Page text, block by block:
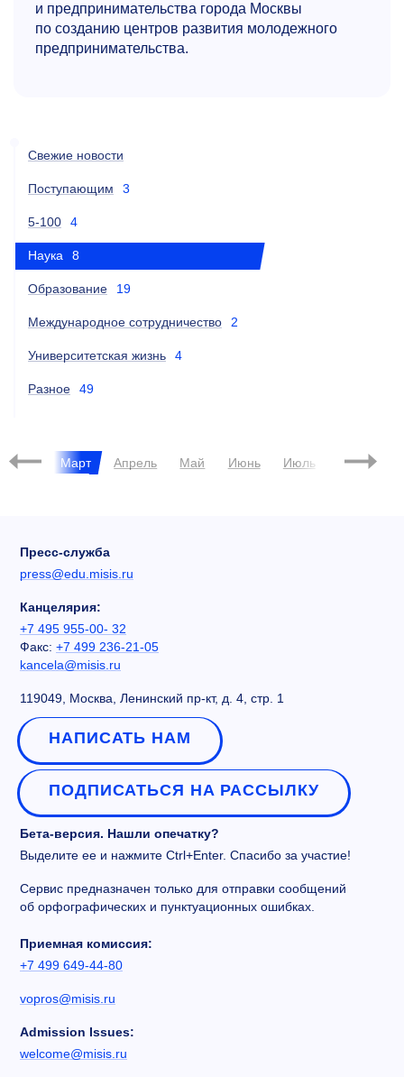
и предпринимательства города Москвы
по созданию центров развития молодежного
предпринимательства.
Свежие новости
Поступающим 3
5-100 4
Наука 8
Образование 19
Международное сотрудничество 2
Университетская жизнь 4
Разное 49
Март Апрель Май Июнь Июль Август
Пресс-служба
press@edu.misis.ru
Канцелярия:
+7 495 955-00- 32
Факс: +7 499 236-21-05
kancela@misis.ru
119049, Москва, Ленинский пр-кт, д. 4, стр. 1
НАПИСАТЬ НАМ
ПОДПИСАТЬСЯ НА РАССЫЛКУ
Бета-версия. Нашли опечатку?
Выделите ее и нажмите Ctrl+Enter. Спасибо за участие!
Сервис предназначен только для отправки сообщений
об орфографических и пунктуационных ошибках.
Приемная комиссия:
+7 499 649-44-80
vopros@misis.ru
Admission Issues:
welcome@misis.ru